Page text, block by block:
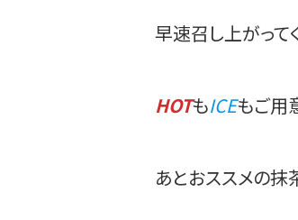
早速召し上がって
HOTもICEもご用
あとおススメの抹